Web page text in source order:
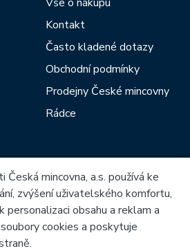
Kontakt
Často kladené dotazy
Obchodní podmínky
Prodejny České mincovny
Rádce
mincovna, a.s. používá ke
zvýšení uživatelského komfortu,
personalizaci obsahu a reklam a
cookies a poskytuje